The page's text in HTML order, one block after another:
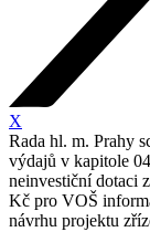
X
Rada hl. m. Prahy
výdajů v kapitole
neinvestiční dotaci
Kč pro VOŠ
návrhu projektu